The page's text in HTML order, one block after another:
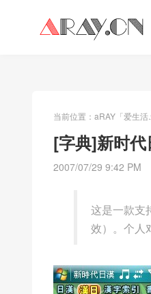
当前位置： aRAY「爱生活
[字典]新时
2007/07/29 9:42 PM
这是一款支
效）。个人